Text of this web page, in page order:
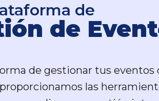
de
de
de gestionar tus eventos
las
de
de
de gestionar tus eventos
las